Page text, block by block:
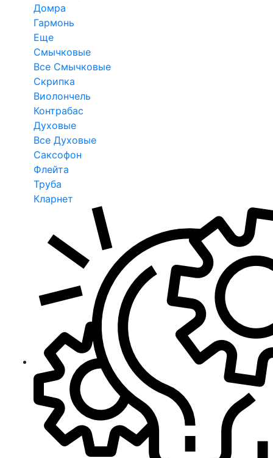
Домра
Гармонь
Еще
Смычковые
Все Смычковые
Скрипка
Виолончель
Контрабас
Духовые
Все Духовые
Саксофон
Флейта
Труба
Кларнет